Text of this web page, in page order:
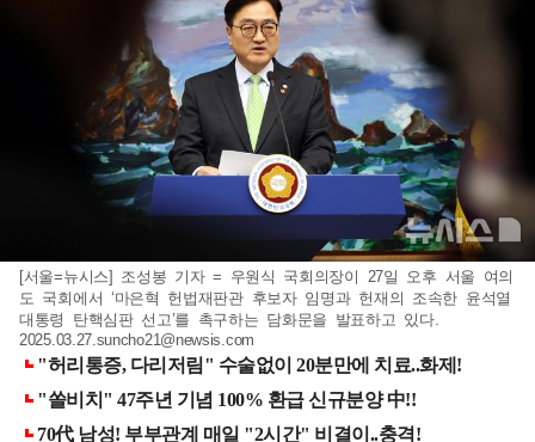
[서울=뉴시스] 조성봉 기자 = 우원식 국회의장이 27일 오후 서울 여의
도 국회에서 ‘마은혁 헌법재판관 후보자 임명과 헌재의 조속한 윤석열
대통령 탄핵심판 선고’를 촉구하는 담화문을 발표하고 있다.
2025.03.27.suncho21@newsis.com